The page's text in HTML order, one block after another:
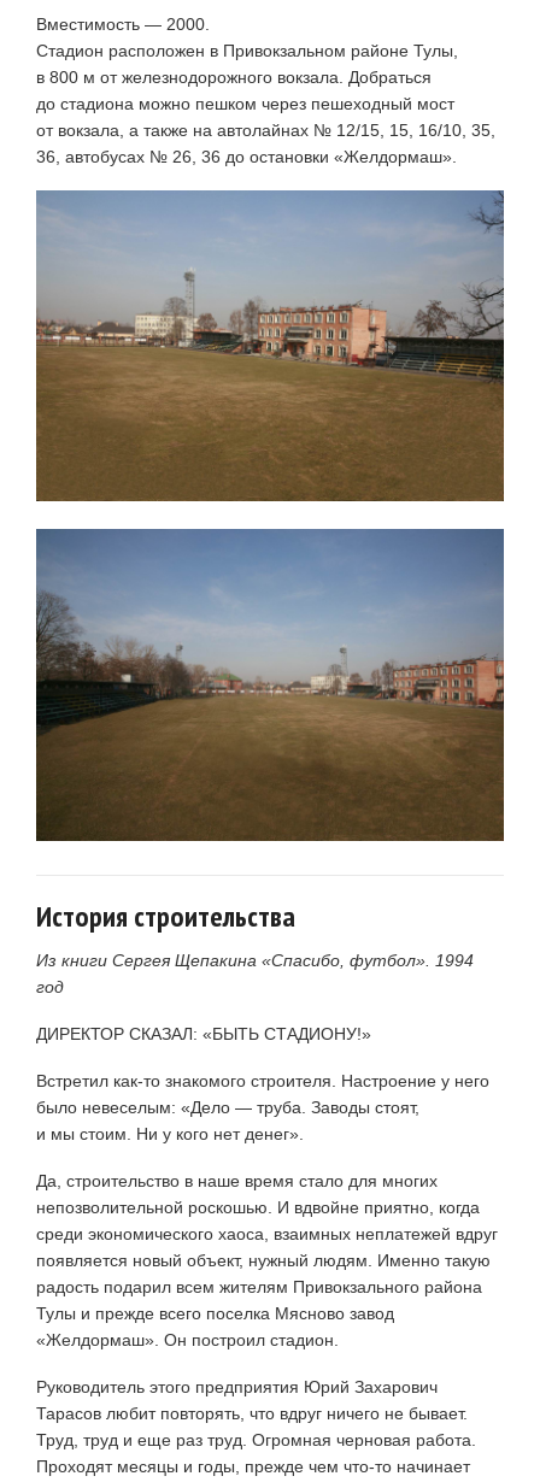
Вместимость — 2000.
Стадион расположен в Привокзальном районе Тулы,
в 800 м от железнодорожного вокзала. Добраться
до стадиона можно пешком через пешеходный мост
от вокзала, а также на автолайнах № 12/15, 15, 16/10, 35,
36, автобусах № 26, 36 до остановки «Желдормаш».
История строительства
Из книги Сергея Щепакина «Спасибо, футбол». 1994
год
ДИРЕКТОР СКАЗАЛ: «БЫТЬ СТАДИОНУ!»
Встретил как-то знакомого строителя. Настроение у него
было невеселым: «Дело — труба. Заводы стоят,
и мы стоим. Ни у кого нет денег».
Да, строительство в наше время стало для многих
непозволительной роскошью. И вдвойне приятно, когда
среди экономического хаоса, взаимных неплатежей вдруг
появляется новый объект, нужный людям. Именно такую
радость подарил всем жителям Привокзального района
Тулы и прежде всего поселка Мясново завод
«Желдормаш». Он построил стадион.
Руководитель этого предприятия Юрий Захарович
Тарасов любит повторять, что вдруг ничего не бывает.
Труд, труд и еще раз труд. Огромная черновая работа.
Проходят месяцы и годы, прежде чем что-то начинает